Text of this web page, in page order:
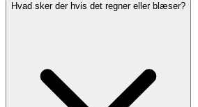
Hvad sker der hvis det regner eller blæser?